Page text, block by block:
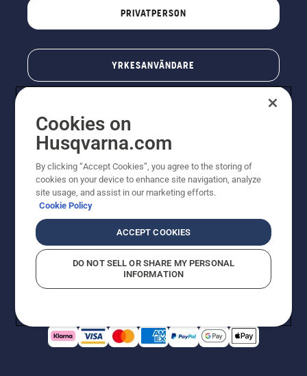
PRIVATPERSON
YRKESANVÄNDARE
© Husqvarna AB (publ). All rights reserved. Priserna
som visas är rekommenderade cirkapriser. Alla angivna
priser är rekommenderade försäljningspriser (inkl.
moms) om inte produkten är tillgänglig för direkt köp.
CookiepolicyAnvändningsvillkor Sekretessmeddelande
Rapportera misstänkta överträdelser
Cookies on
Husqvarna.com
By clicking “Accept Cookies”, you agree to the storing of
cookies on your device to enhance site navigation, analyze
site usage, and assist in our marketing efforts.
Cookie Policy
ACCEPT COOKIES
DO NOT SELL OR SHARE MY PERSONAL
INFORMATION